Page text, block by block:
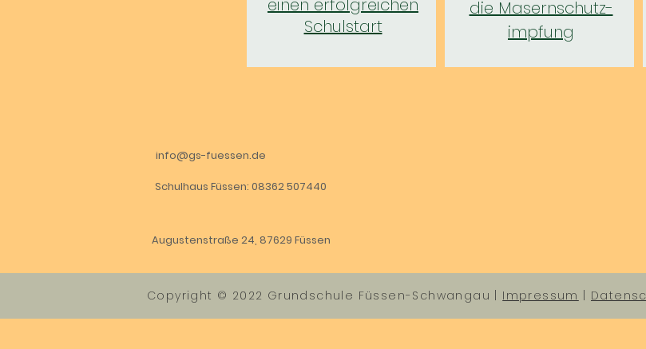
einen erfolgreichen
Schulstart
die Masernschutz-
impfung
info@gs-fuessen.de
Schulhaus Füssen: 08362 507440
Augustenstraße 24, 87629 Füssen
Copyright © 2022 Grundschule Füssen-Schwangau | Impressum